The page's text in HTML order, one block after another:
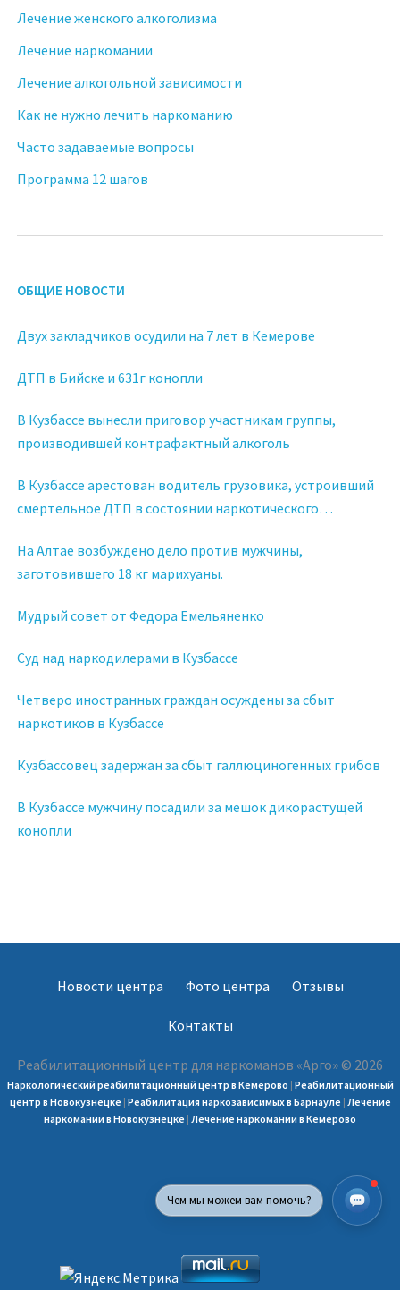
Лечение женского алкоголизма
Лечение наркомании
Лечение алкогольной зависимости
Как не нужно лечить наркоманию
Часто задаваемые вопросы
Программа 12 шагов
ОБЩИЕ НОВОСТИ
Двух закладчиков осудили на 7 лет в Кемерове
ДТП в Бийске и 631г конопли
В Кузбассе вынесли приговор участникам группы,
производившей контрафактный алкоголь
В Кузбассе арестован водитель грузовика, устроивший
смертельное ДТП в состоянии наркотического
На Алтае возбуждено дело против мужчины,
заготовившего 18 кг марихуаны.
Мудрый совет от Федора Емельяненко
Суд над наркодилерами в Кузбассе
Четверо иностранных граждан осуждены за сбыт
наркотиков в Кузбассе
Кузбассовец задержан за сбыт галлюциногенных грибов
В Кузбассе мужчину посадили за мешок дикорастущей
конопли
Новости центра Фото центра Отзывы
Контакты
Реабилитационный центр для наркоманов «Арго» © 2026
Наркологический реабилитационный центр в Кемерово | Реабилитационный
центр в Новокузнецке | Реабилитация наркозависимых в Барнауле | Лечение
наркомании в Новокузнецке | Лечение наркомании в Кемерово
Чем мы можем вам помочь?